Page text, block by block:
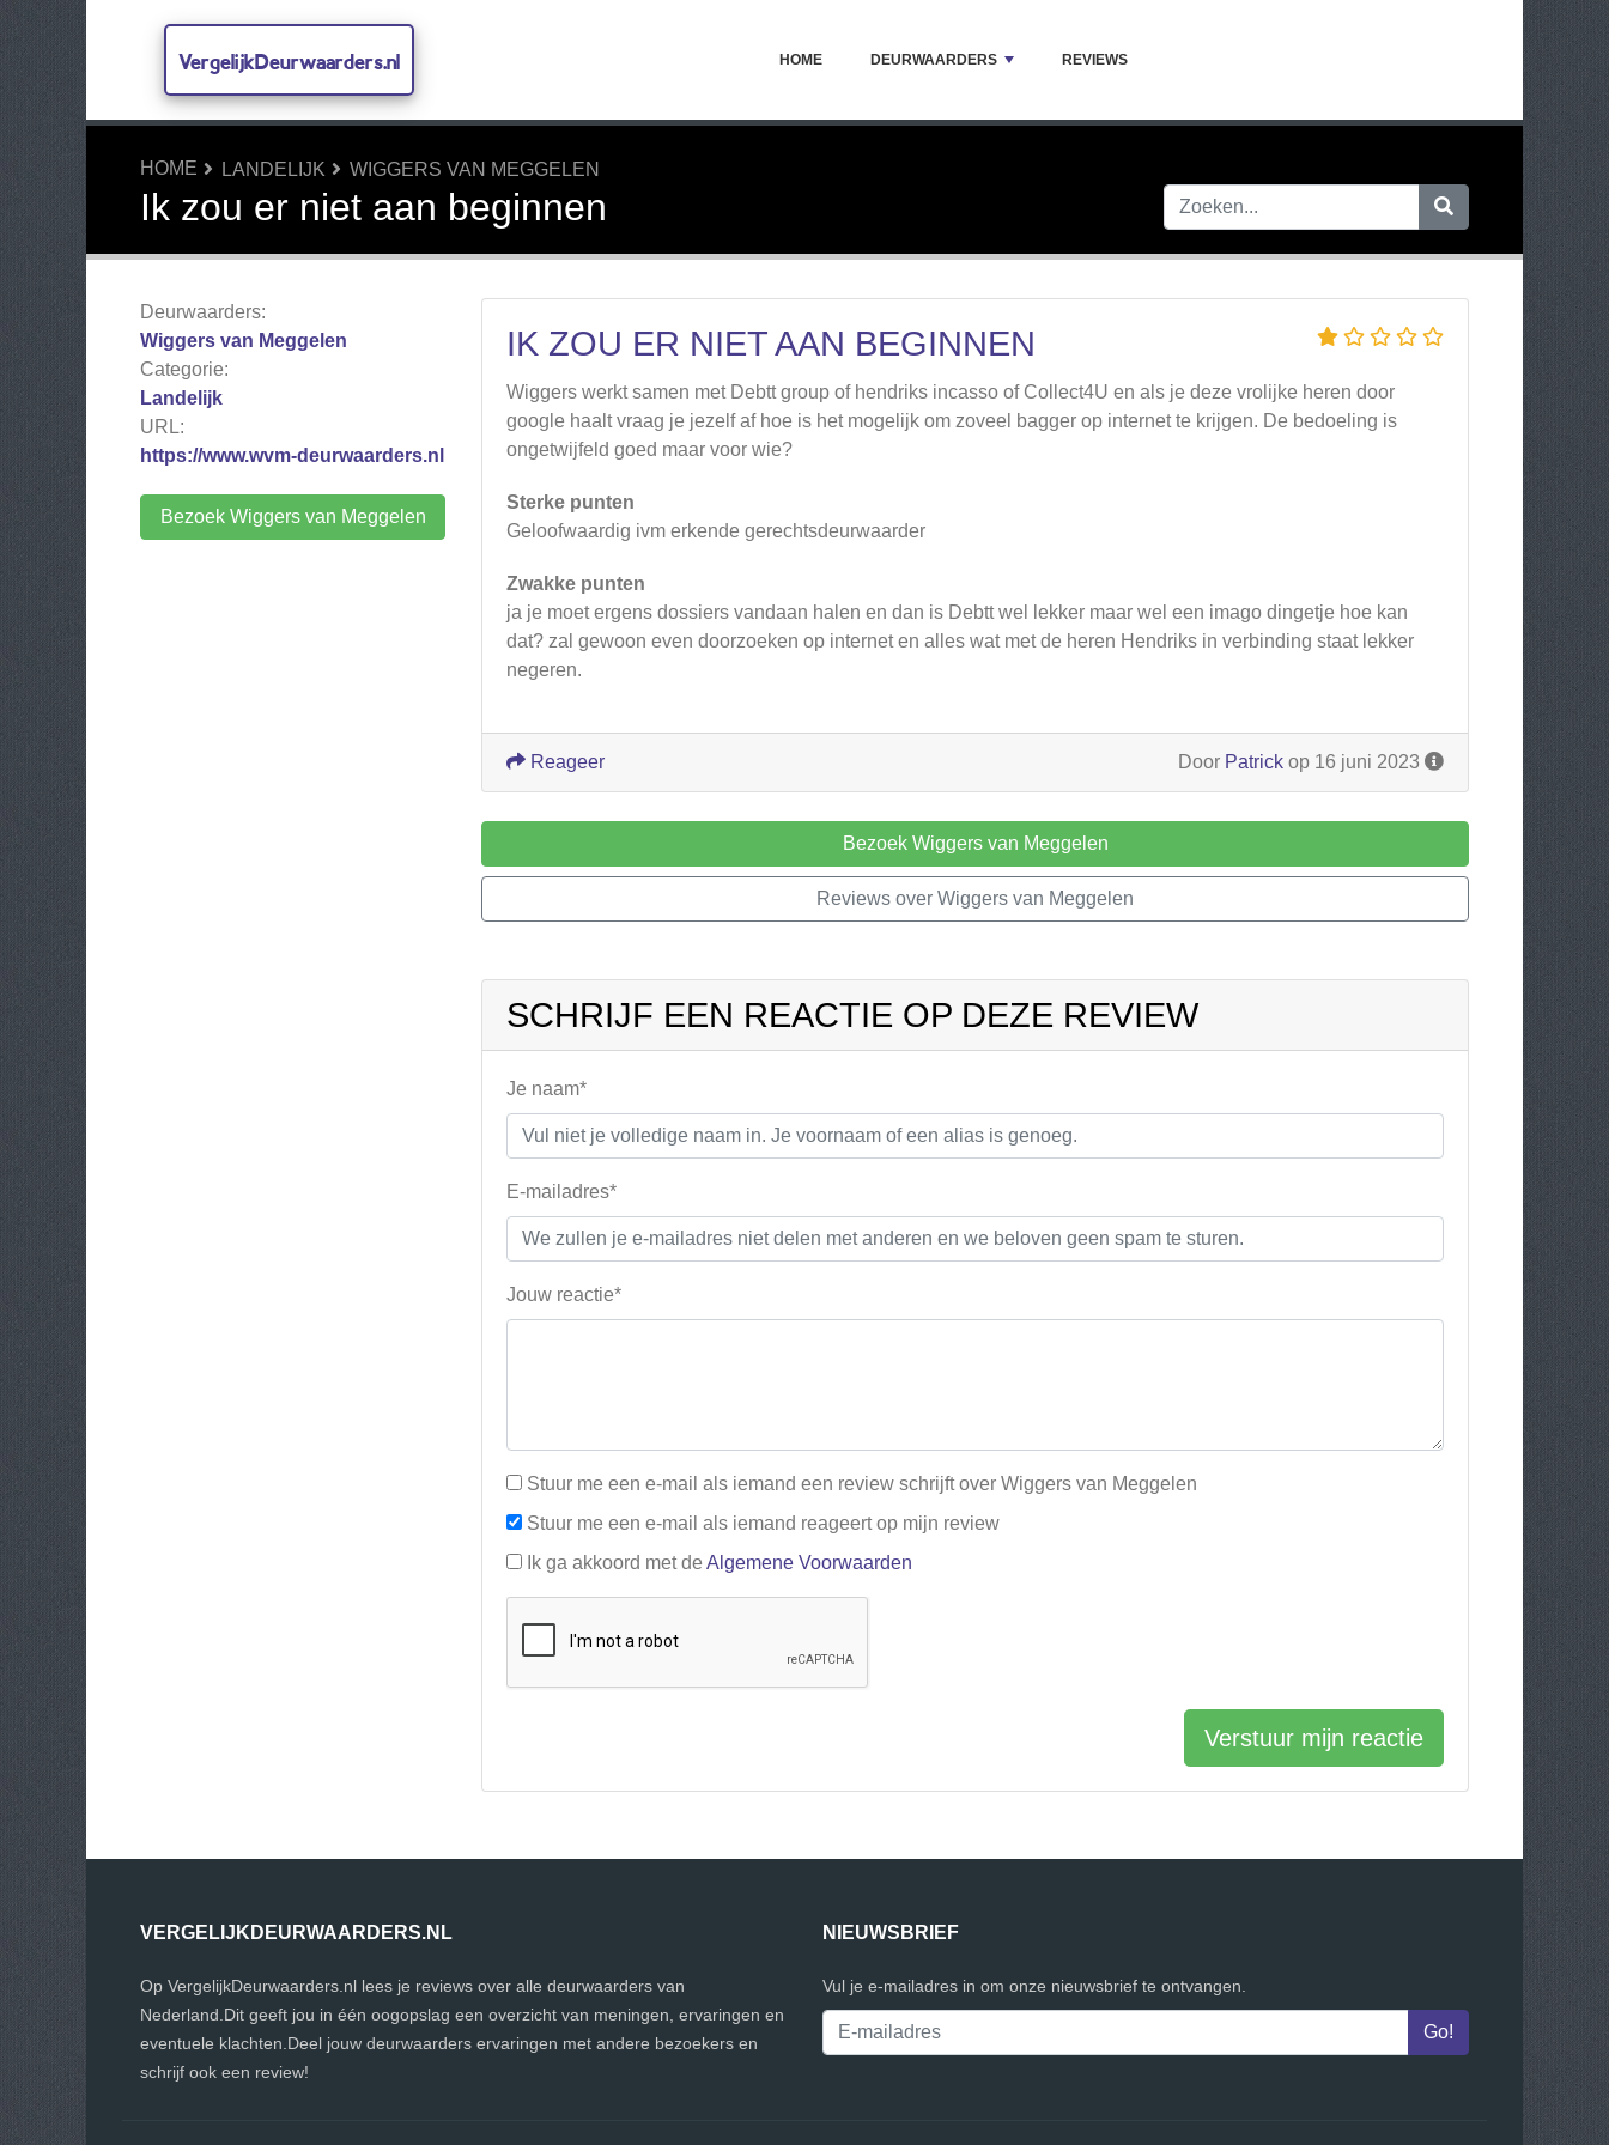
VergelijkDeurwaarders.nl HOME DEURWAARDERS REVIEWS
HOME LANDELIJK WIGGERS VAN MEGGELEN
Ik zou er niet aan beginnen
Deurwaarders:
Wiggers van Meggelen
Categorie:
Landelijk
URL:
https://www.wvm-deurwaarders.nl
Bezoek Wiggers van Meggelen
IK ZOU ER NIET AAN BEGINNEN
Wiggers werkt samen met Debtt group of hendriks incasso of Collect4U en als je deze vrolijke heren door
google haalt vraag je jezelf af hoe is het mogelijk om zoveel bagger op internet te krijgen. De bedoeling is
ongetwijfeld goed maar voor wie?
Sterke punten
Geloofwaardig ivm erkende gerechtsdeurwaarder
Zwakke punten
ja je moet ergens dossiers vandaan halen en dan is Debtt wel lekker maar wel een imago dingetje hoe kan
dat? zal gewoon even doorzoeken op internet en alles wat met de heren Hendriks in verbinding staat lekker
negeren.
Door Patrick op 16 juni 2023
Reageer
Bezoek Wiggers van Meggelen
Reviews over Wiggers van Meggelen
SCHRIJF EEN REACTIE OP DEZE REVIEW
Je naam*
E-mailadres*
Jouw reactie*
Stuur me een e-mail als iemand een review schrijft over Wiggers van Meggelen
Stuur me een e-mail als iemand reageert op mijn review
Ik ga akkoord met de Algemene Voorwaarden
Verstuur mijn reactie
VERGELIJKDEURWAARDERS.NL
Op VergelijkDeurwaarders.nl lees je reviews over alle deurwaarders van
Nederland.Dit geeft jou in één oogopslag een overzicht van meningen, ervaringen en
eventuele klachten.Deel jouw deurwaarders ervaringen met andere bezoekers en
schrijf ook een review!
NIEUWSBRIEF
Vul je e-mailadres in om onze nieuwsbrief te ontvangen.